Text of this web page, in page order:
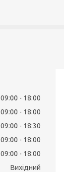
09:00
18:00
09:00
18:00
09:00
18:30
09:00
18:00
09:00
18:00
Вихідний